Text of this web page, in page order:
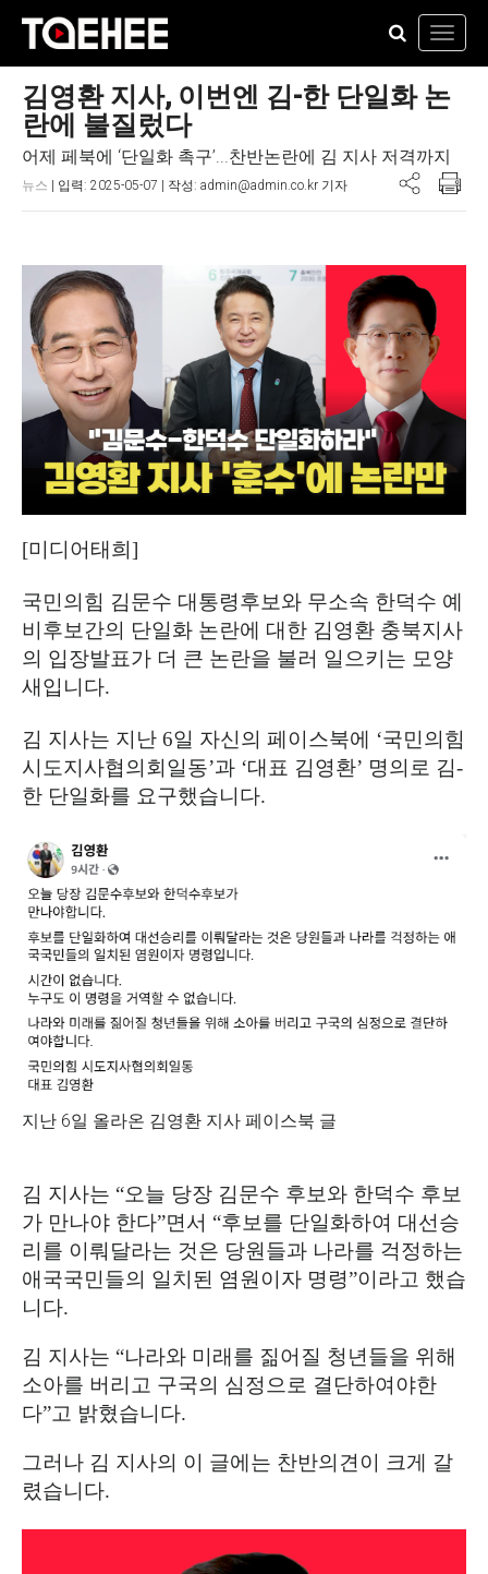
김영환 지사, 이번엔 김-한 단일화 논
란에 불질렀다
어제 페북에 ‘단일화 촉구’...찬반논란에 김 지사 저격까지
뉴스 | 입력: 2025-05-07 | 작성: admin@admin.co.kr 기자
[미디어태희 ]
국민의힘 김문수 대통령후보와 무소속 한덕수 예
비후보간의 단일화 논란에 대한 김영환 충북지사
의 입장발표가 더 큰 논란을 불러 일으키는 모양
새입니다.
김 지사는 지난 6일 자신의 페이스북에 ‘국민의힘
시도지사협의회일동’과 ‘대표 김영환’ 명의로 김-
한 단일화를 요구했습니다.
지난 6일 올라온 김영환 지사 페이스북 글
김 지사는 “오늘 당장 김문수 후보와 한덕수 후보
가 만나야 한다”면서 “후보를 단일화하여 대선승
리를 이뤄달라는 것은 당원들과 나라를 걱정하는
애국국민들의 일치된 염원이자 명령”이라고 했습
니다.
김 지사는 “나라와 미래를 짊어질 청년들을 위해
소아를 버리고 구국의 심정으로 결단하여야한
다”고 밝혔습니다.
그러나 김 지사의 이 글에는 찬반의견이 크게 갈
렸습니다.